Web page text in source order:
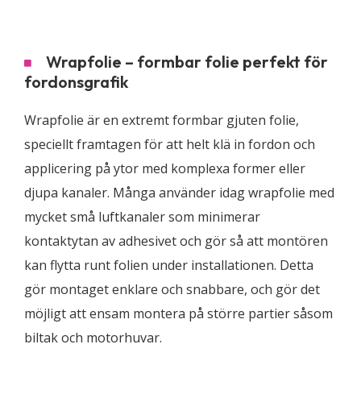
Wrapfolie – formbar folie perfekt för
fordonsgrafik
Wrapfolie är en extremt formbar gjuten folie,
speciellt framtagen för att helt klä in fordon och
applicering på ytor med komplexa former eller
djupa kanaler. Många använder idag wrapfolie med
mycket små luftkanaler som minimerar
kontaktytan av adhesivet och gör så att montören
kan flytta runt folien under installationen. Detta
gör montaget enklare och snabbare, och gör det
möjligt att ensam montera på större partier såsom
biltak och motorhuvar.